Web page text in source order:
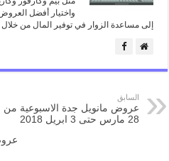
واختيار أفضل
إلى مساعدة الزوار في توفير المال من
السابق
عروض مانويل جدة الاسبوعية من
28 مارس حتى 3 ابريل 2018